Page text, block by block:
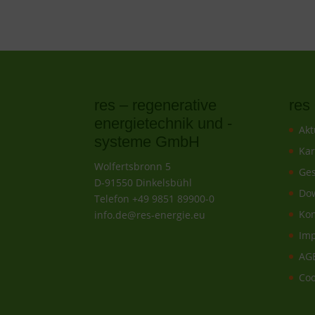
res – regenerative
energietechnik und -
systeme GmbH
Wolfertsbronn 5
D-91550 Dinkelsbühl
Telefon +49 9851 89900-0
info.de@res-energie.eu
res